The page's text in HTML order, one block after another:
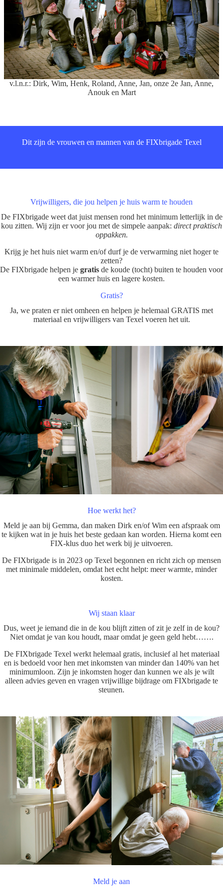
v.l.n.r.: Dirk, Wim, Henk, Roland, Anne, Jan, onze 2e Jan, Anne,
Anouk en Mart
Dit zijn de vrouwen en mannen van de FIXbrigade Texel
Vrijwilligers, die jou helpen je huis warm te houden
De FIXbrigade weet dat juist mensen rond het minimum letterlijk in de
kou zitten. Wij zijn er voor jou met de simpele aanpak: direct praktisch
oppakken.
Krijg je het huis niet warm en/of durf je de verwarming niet hoger te
zetten?
De FIXbrigade helpen je gratis de koude (tocht) buiten te houden voor
een warmer huis en lagere kosten.
Gratis?
Ja, we praten er niet omheen en helpen je helemaal GRATIS met
materiaal en vrijwilligers van Texel voeren het uit.
Hoe werkt het?
Meld je aan bij Gemma, dan maken Dirk en/of Wim een afspraak om
te kijken wat in je huis het beste gedaan kan worden. Hierna komt een
FIX-klus duo het werk bij je uitvoeren.
De FIXbrigade is in 2023 op Texel begonnen en richt zich op mensen
met minimale middelen, omdat het echt helpt: meer warmte, minder
kosten.
Wij staan klaar
Dus, weet je iemand die in de kou blijft zitten of zit je zelf in de kou?
Niet omdat je van kou houdt, maar omdat je geen geld hebt…….
De FIXbrigade Texel werkt helemaal gratis, inclusief al het materiaal
en is bedoeld voor hen met inkomsten van minder dan 140% van het
minimumloon. Zijn je inkomsten hoger dan kunnen we als je wilt
alleen advies geven en vragen vrijwillige bijdrage om FIXbrigade te
steunen.
Meld je aan